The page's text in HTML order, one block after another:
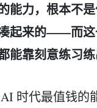
能力，根本不
起来的——而这
能靠刻意练习练
时代最值钱的